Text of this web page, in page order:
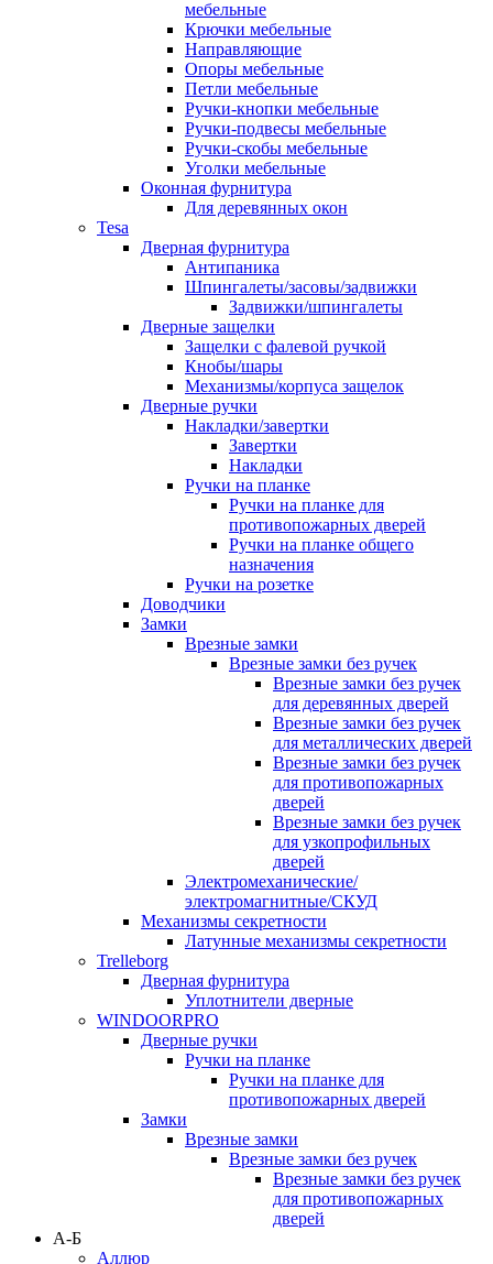
мебельные
Крючки мебельные
Направляющие
Опоры мебельные
Петли мебельные
Ручки-кнопки мебельные
Ручки-подвесы мебельные
Ручки-скобы мебельные
Уголки мебельные
Оконная фурнитура
Для деревянных окон
Tesa
Дверная фурнитура
Антипаника
Шпингалеты/засовы/задвижки
Задвижки/шпингалеты
Дверные защелки
Защелки с фалевой ручкой
Кнобы/шары
Механизмы/корпуса защелок
Дверные ручки
Накладки/завертки
Завертки
Накладки
Ручки на планке
Ручки на планке для
противопожарных дверей
Ручки на планке общего
назначения
Ручки на розетке
Доводчики
Замки
Врезные замки
Врезные замки без ручек
Врезные замки без ручек
для деревянных дверей
Врезные замки без ручек
для металлических дверей
Врезные замки без ручек
для противопожарных
дверей
Врезные замки без ручек
для узкопрофильных
дверей
Электромеханические/
электромагнитные/СКУД
Механизмы секретности
Латунные механизмы секретности
Trelleborg
Дверная фурнитура
Уплотнители дверные
WINDOORPRO
Дверные ручки
Ручки на планке
Ручки на планке для
противопожарных дверей
Замки
Врезные замки
Врезные замки без ручек
Врезные замки без ручек
для противопожарных
дверей
А-Б
Аллюр